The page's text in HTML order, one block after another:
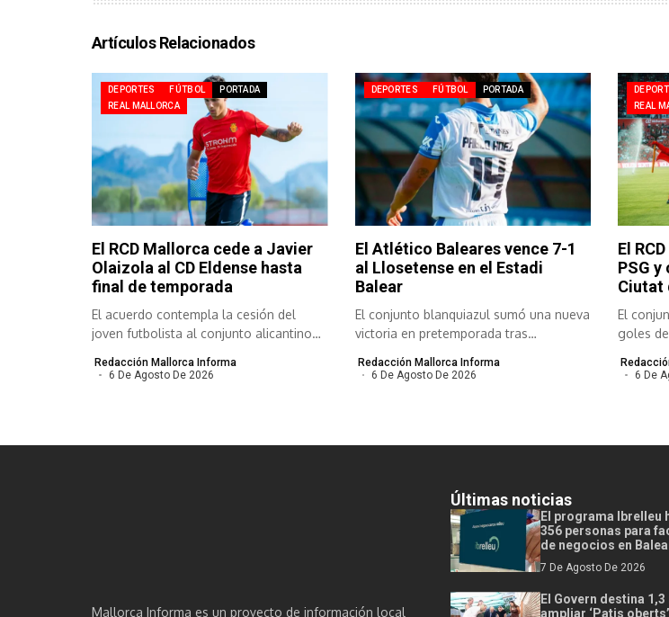
Artículos Relacionados
DEPORTES FÚTBOL
PORTADA
REAL MALLORCA
El RCD Mallorca cede a Javier
Olaizola al CD Eldense hasta
final de temporada
El acuerdo contempla la cesión del
joven futbolista al conjunto alicantino
Redacción Mallorca Informa
6 De Agosto De 2026
DEPORTES FÚTBOL PORTADA
El Atlético Baleares vence 7-1
al Llosetense en el Estadi
Balear
El conjunto blanquiazul sumó una nueva
victoria en pretemporada tras
Redacción Mallorca Informa
6 De Agosto De 2026
REAL
El
PSG
Ciutat
El
goles
6 De
Mallorca Informa es un proyecto de información local
Últimas noticias
El programa Ibrelleu
356 personas para
de negocios en
7 De Agosto De 2026
El Govern destina
ampliar ‘Patis